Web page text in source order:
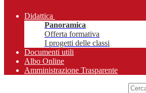
Didattica
Panoramica
Offerta formativa
I progetti delle classi
Documenti utili
Albo Online
Amministrazione Trasparente